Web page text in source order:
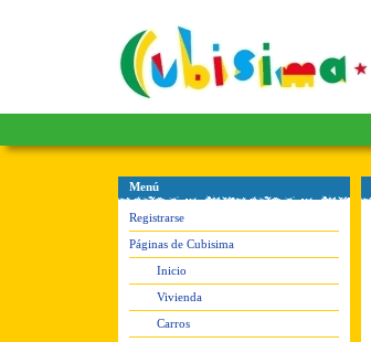
Menú
Registrarse
Páginas de Cubisima
Inicio
Vivienda
Carros